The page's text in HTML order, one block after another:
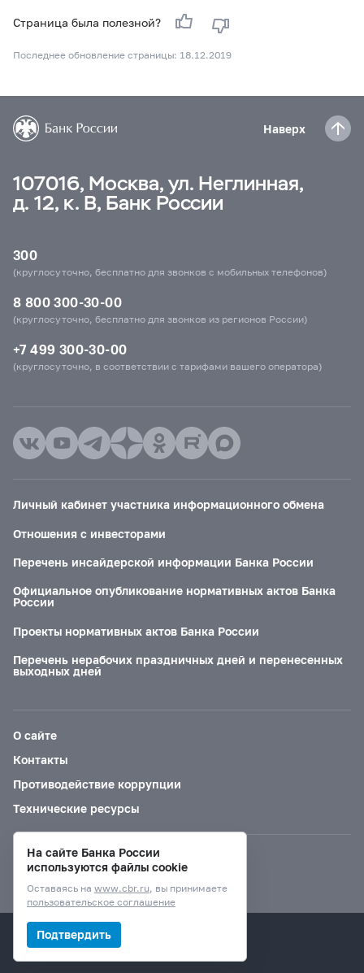
Страница была полезной?
Последнее обновление страницы: 18.12.2019
Наверх
107016, Москва, ул. Неглинная,
д. 12, к. В, Банк России
300
(круглосуточно, бесплатно для звонков с мобильных телефонов)
8 800 300-30-00
(круглосуточно, бесплатно для звонков из регионов России)
+7 499 300-30-00
(круглосуточно, в соответствии с тарифами вашего оператора)
Личный кабинет участника информационного обмена
Отношения с инвесторами
Перечень инсайдерской информации Банка России
Официальное опубликование нормативных актов Банка
России
Проекты нормативных актов Банка России
Перечень нерабочих праздничных дней и перенесенных
выходных дней
О сайте
Контакты
Противодействие коррупции
Технические ресурсы
Версия для слабовидящих
© Банк России, 2000–2026.
На сайте Банка России
используются файлы cookie
Оставаясь на www.cbr.ru, вы принимаете
пользовательское соглашение
Подтвердить